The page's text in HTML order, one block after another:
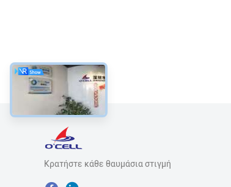
Κρατήστε κάθε θαυμάσια στιγμή